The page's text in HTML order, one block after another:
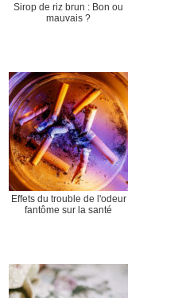
Sirop de riz brun : Bon ou
mauvais ?
Effets du trouble de l'odeur
fantôme sur la santé